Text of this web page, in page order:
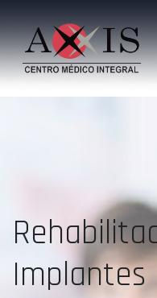
Implantes